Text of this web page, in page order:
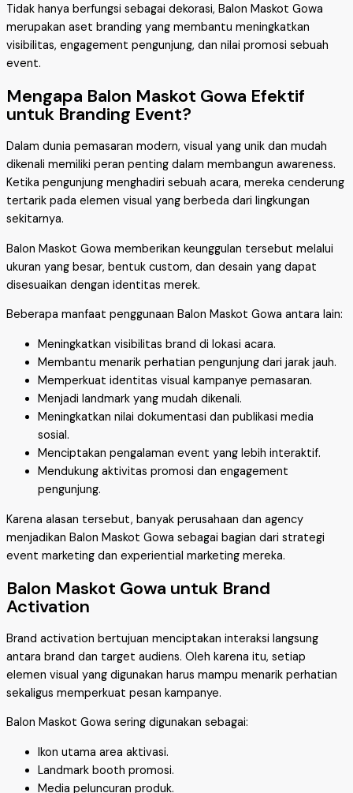
Tidak hanya berfungsi sebagai dekorasi, Balon Maskot Gowa
merupakan aset branding yang membantu meningkatkan
visibilitas, engagement pengunjung, dan nilai promosi sebuah
event.
Mengapa Balon Maskot Gowa Efektif
untuk Branding Event?
Dalam dunia pemasaran modern, visual yang unik dan mudah
dikenali memiliki peran penting dalam membangun awareness.
Ketika pengunjung menghadiri sebuah acara, mereka cenderung
tertarik pada elemen visual yang berbeda dari lingkungan
sekitarnya.
Balon Maskot Gowa memberikan keunggulan tersebut melalui
ukuran yang besar, bentuk custom, dan desain yang dapat
disesuaikan dengan identitas merek.
Beberapa manfaat penggunaan Balon Maskot Gowa antara lain:
Meningkatkan visibilitas brand di lokasi acara.
Membantu menarik perhatian pengunjung dari jarak jauh.
Memperkuat identitas visual kampanye pemasaran.
Menjadi landmark yang mudah dikenali.
Meningkatkan nilai dokumentasi dan publikasi media
sosial.
Menciptakan pengalaman event yang lebih interaktif.
Mendukung aktivitas promosi dan engagement
pengunjung.
Karena alasan tersebut, banyak perusahaan dan agency
menjadikan Balon Maskot Gowa sebagai bagian dari strategi
event marketing dan experiential marketing mereka.
Balon Maskot Gowa untuk Brand
Activation
Brand activation bertujuan menciptakan interaksi langsung
antara brand dan target audiens. Oleh karena itu, setiap
elemen visual yang digunakan harus mampu menarik perhatian
sekaligus memperkuat pesan kampanye.
Balon Maskot Gowa sering digunakan sebagai:
Ikon utama area aktivasi.
Landmark booth promosi.
Media peluncuran produk.